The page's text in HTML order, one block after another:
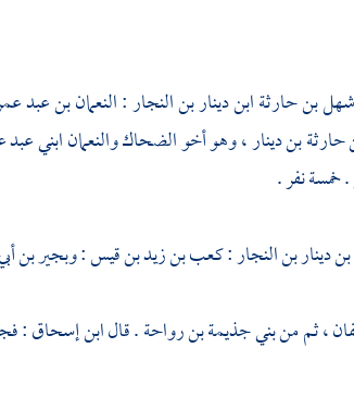
بن حارثة ابن دينار بن النجار:النعمان بن عبد
بن دينار، وهو أخوالضحاكوالنعمانابني
. خمسة نفر .
بن النجار:كعب بن زيد بن قيس:وبجير بن
، ثم منبني جذيمة بن رواحة. قالابن إسحاق: